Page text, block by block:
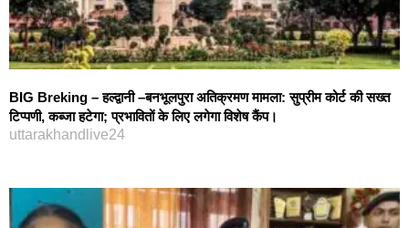
BIG Breking – हल्द्वानी –बनभूलपुरा अतिक्रमण मामला: सुप्रीम कोर्ट की सख्त
टिप्पणी, कब्जा हटेगा; प्रभावितों के लिए लगेगा विशेष कैंप।
uttarakhandlive24